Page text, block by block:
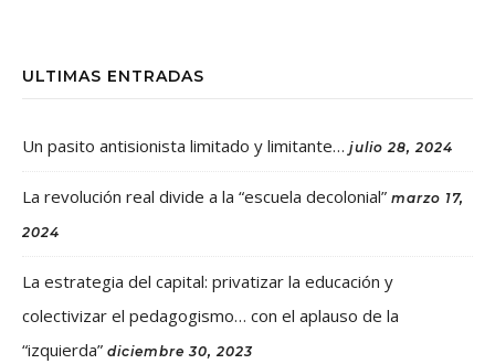
ULTIMAS ENTRADAS
Un pasito antisionista limitado y limitante… julio 28, 2024
La revolución real divide a la “escuela decolonial” marzo 17,
2024
La estrategia del capital: privatizar la educación y
colectivizar el pedagogismo… con el aplauso de la
“izquierda” diciembre 30, 2023